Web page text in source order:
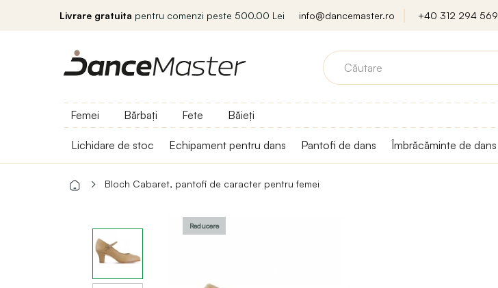
Livrare gratuita pentru comenzi peste 500.00 Lei info@dancemaster.ro +40 312 294 569
Femei Bărbați Fete Băieți
Lichidare de stoc Echipament pentru dans Pantofi de dans Îmbrăcăminte de dans
Bloch Cabaret, pantofi de caracter pentru femei
Reducere